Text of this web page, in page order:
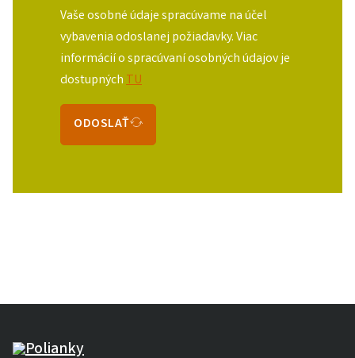
Vaše osobné údaje spracúvame na účel
vybavenia odoslanej požiadavky. Viac
informácií o spracúvaní osobných údajov je
dostupnýchTU
ODOSLAŤ